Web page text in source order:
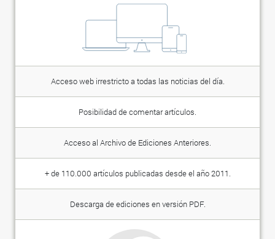
Acceso web irrestricto a todas las noticias del día.
Posibilidad de comentar artículos.
Acceso al Archivo de Ediciones Anteriores.
+ de 110.000 artículos publicadas desde el año 2011.
Descarga de ediciones en versión PDF.